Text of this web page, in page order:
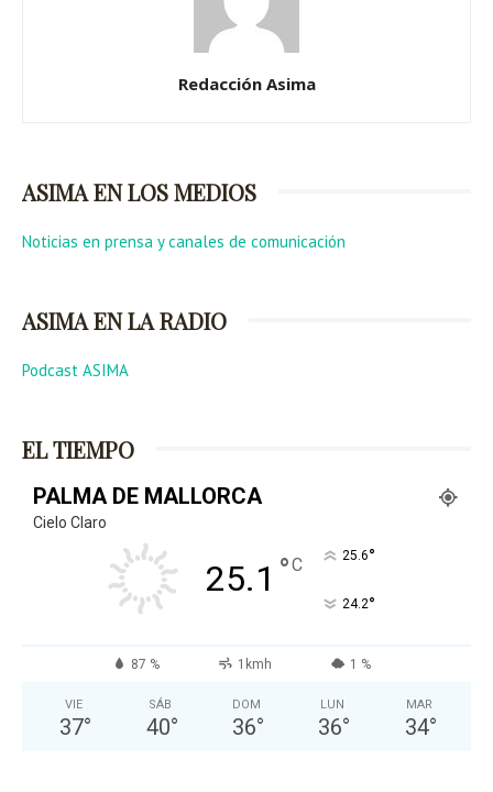
Redacción Asima
ASIMA EN LOS MEDIOS
Noticias en prensa y canales de comunicación
ASIMA EN LA RADIO
Podcast ASIMA
EL TIEMPO
PALMA DE MALLORCA
Cielo Claro
25.1 °C 25.6°
24.2°
87 % 1kmh 1 %
VIE
37°
SÁB
40°
DOM
36°
LUN
36°
MAR
34°